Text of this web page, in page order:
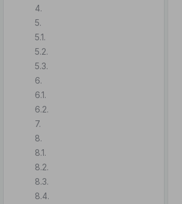
4.
5.
5.1.
5.2.
5.3.
6.
6.1.
6.2.
7.
8.
8.1.
8.2.
8.3.
8.4.